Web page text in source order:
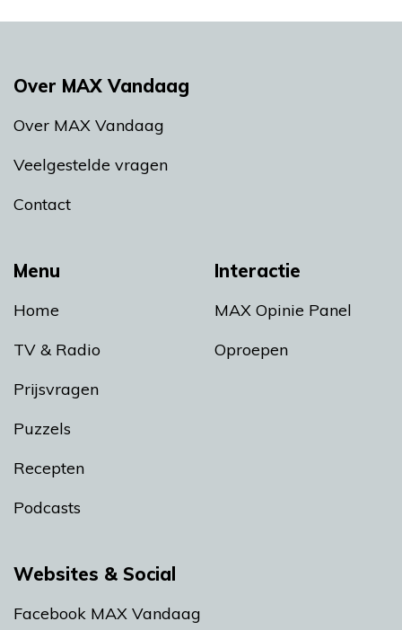
Menu
Home
TV & Radio
Prijsvragen
Puzzels
Recepten
Podcasts
Interactie
MAX Opinie Panel
Oproepen
Over MAX Vandaag
Over MAX Vandaag
Veelgestelde vragen
Contact
Websites & Social
Facebook MAX Vandaag